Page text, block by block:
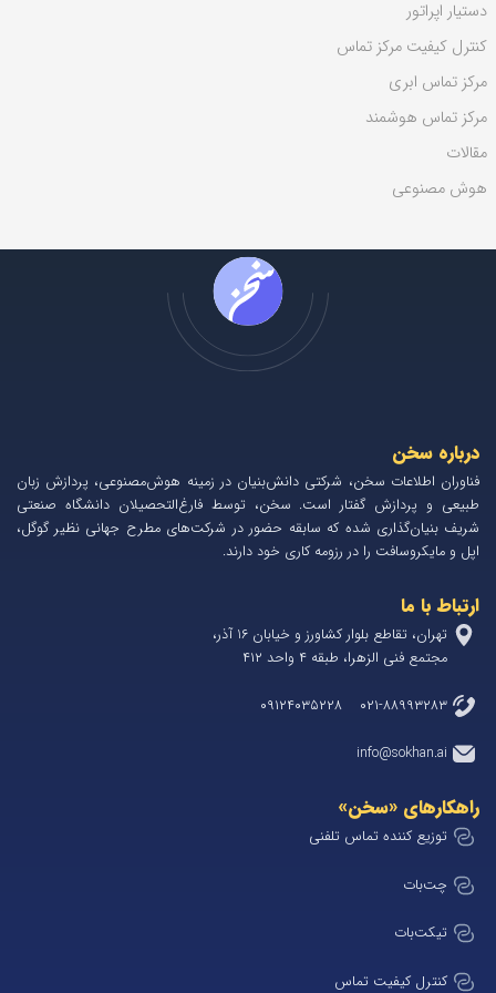
دستیار اپراتور
کنترل کیفیت مرکز تماس
مرکز تماس ابری
مرکز تماس هوشمند
مقالات
هوش مصنوعی
ارتباط با ما
تهران، تقاطع بلوار کشاورز و خیابان 1۶ آذر،
مجتمع فنی الزهرا، طبقه ۴ واحد ۴۱۲
۰۲۱-۸۸۹۹۳۲۸۳ ۰۹۱۲۴۰۳۵۲۲۸
info@sokhan.ai
درباره سخن
فناوران اطلاعات سخن، شرکتی دانش‌بنیان در زمینه هوش‌مصنوعی، پردازش زبان
طبیعی و پردازش گفتار است. سخن، توسط فارغ‌التحصیلان دانشگاه صنعتی
شریف بنیان‌گذاری شده که سابقه حضور در شرکت‌های مطرح جهانی نظیر گوگل،
اپل و مایکروسافت را در رزومه کاری خود دارند.
راهکارهای «سخن»
توزیع کننده تماس تلفنی
چت‌بات
تیکت‌بات
کنترل کیفیت تماس